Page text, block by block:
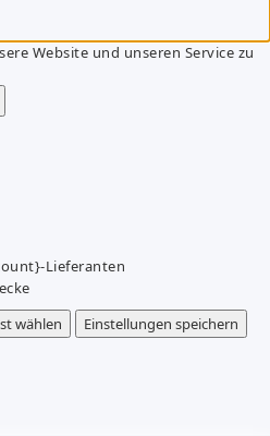
Website und unseren Service zu
Lieferanten
wählen
Einstellungen speichern